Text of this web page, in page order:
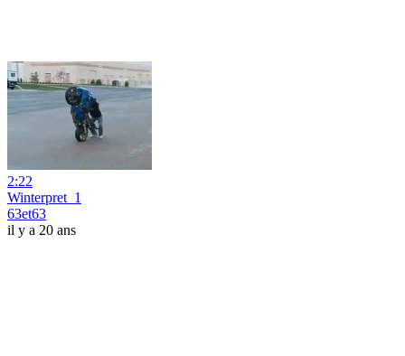
2:22
Winterpret_1
63et63
il y a 20 ans